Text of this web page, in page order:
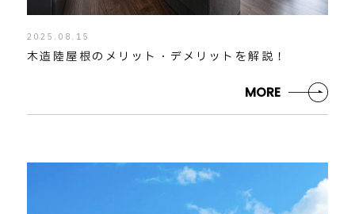
2025.08.15
木造陸屋根のメリット・デメリットを解説！
MORE